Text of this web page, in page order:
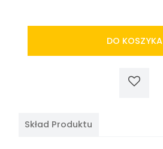
DO KOSZYKA
Skład Produktu